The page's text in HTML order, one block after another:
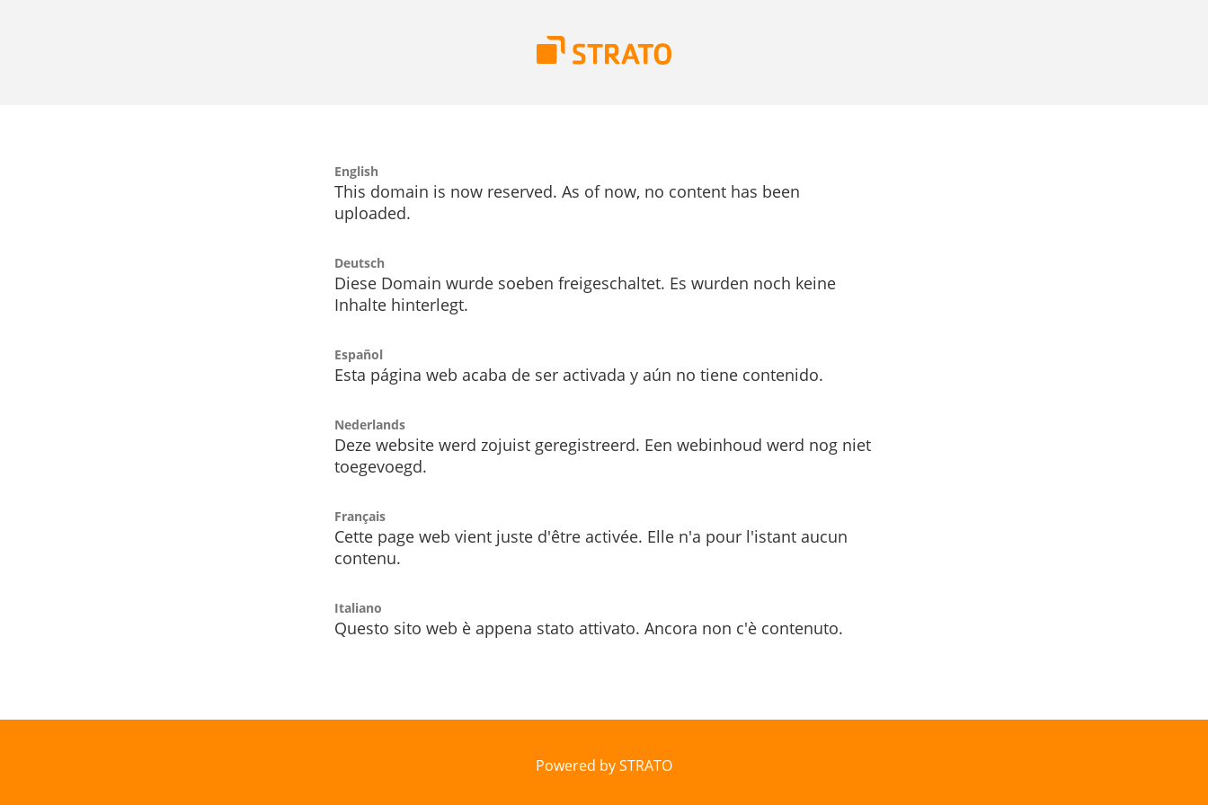
English
This domain is now reserved. As of now, no content has been
uploaded.
Deutsch
Diese Domain wurde soeben freigeschaltet. Es wurden noch keine
Inhalte hinterlegt.
Español
Esta página web acaba de ser activada y aún no tiene contenido.
Nederlands
Deze website werd zojuist geregistreerd. Een webinhoud werd nog niet
toegevoegd.
Français
Cette page web vient juste d'être activée. Elle n'a pour l'istant aucun
contenu.
Italiano
Questo sito web è appena stato attivato. Ancora non c'è contenuto.
Powered by STRATO